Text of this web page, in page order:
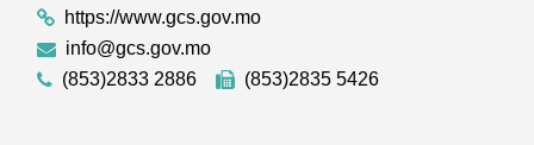
https://www.gcs.gov.mo
info@gcs.gov.mo
(853)2833 2886
(853)2835 5426